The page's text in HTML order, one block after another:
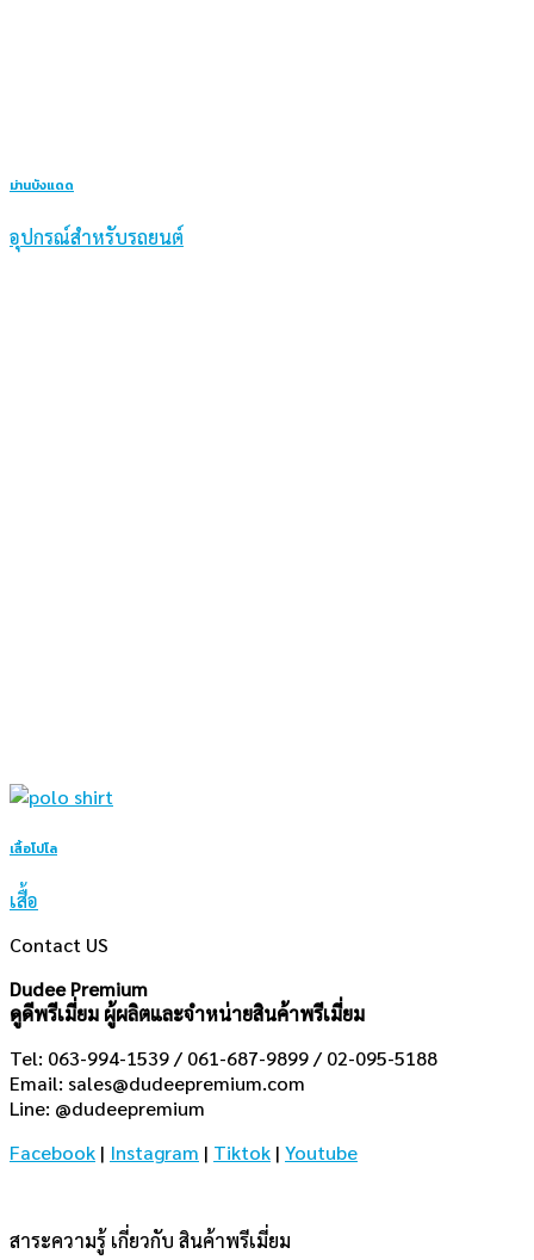
ม่านบังแดด
อุปกรณ์สำหรับรถยนต์
เสื้อโปโล
เสื้อ
Contact US
Dudee Premium
ดูดีพรีเมี่ยม ผู้ผลิตและจำหน่ายสินค้าพรีเมี่ยม
Tel: 063-994-1539 / 061-687-9899 / 02-095-5188
Email: sales@dudeepremium.com
Line: @dudeepremium
Facebook | Instagram | Tiktok | Youtube
สาระความรู้ เกี่ยวกับ สินค้าพรีเมี่ยม